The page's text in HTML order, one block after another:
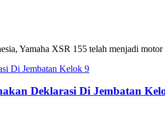
Yamaha XSR 155 telah menjadi
Deklarasi Di Jembatan